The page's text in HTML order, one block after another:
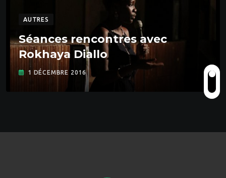
AUTRES
Séances rencontres avec
Rokhaya Diallo
1 DÉCEMBRE 2016